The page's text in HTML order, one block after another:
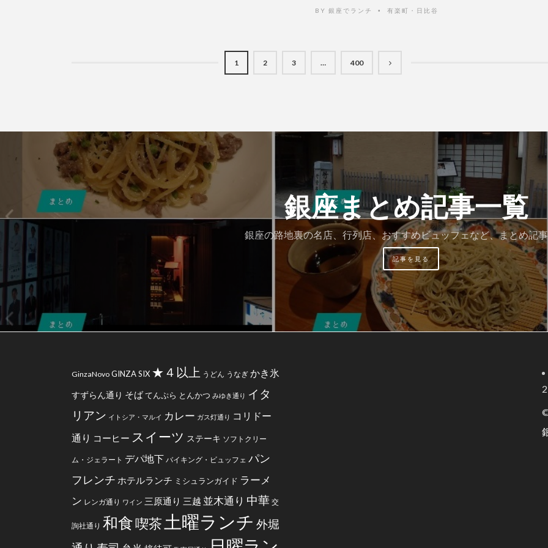
BY 銀座でランチ • 有楽町・日比谷
1 2 3 … 400
銀座まとめ記事一覧
銀座の路地裏の名店、行列店、おすすめビュッフェなど、まとめ記
記事を見る
GinzaNovo GINZA SIX ★４以上 うどん うなぎ かき氷
すずらん通り そばてんぷら とんかつ みゆき通り イタ
リアン イトシア・マルイ カレー ガス灯通り コリドー
通り コーヒー スイーツ ステーキ ソフトクリー
ム・ジェラート デパ地下 バイキング・ビュッフェ パン
フレンチ ホテルランチ ミシュランガイド ラーメ
ン レンガ通り ワイン 三原通り 三越 並木通り 中華 交
詢社通り 和食喫茶 土曜ランチ 外堀